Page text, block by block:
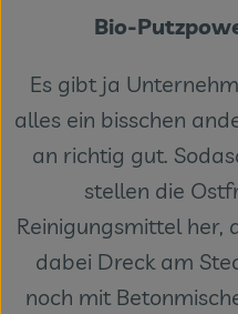
Getränke
Das Konzept
Über uns
Bio-
Es gibt ja
alles ein bisschen
an richtig gut.
stellen die
Reinigungsmittel her,
dabei Dreck am
noch mit